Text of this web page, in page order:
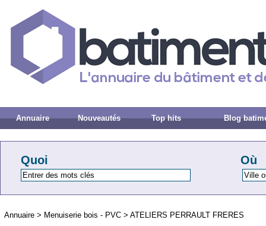
Annuaire Nouveautés Top hits Blog
Quoi Où
Annuaire > Menuiserie bois - PVC > ATELIERS PERRAULT FRERES